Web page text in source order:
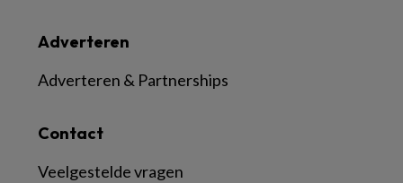
Contact
Veelgestelde vragen
Adverteren
Adverteren & Partnerships